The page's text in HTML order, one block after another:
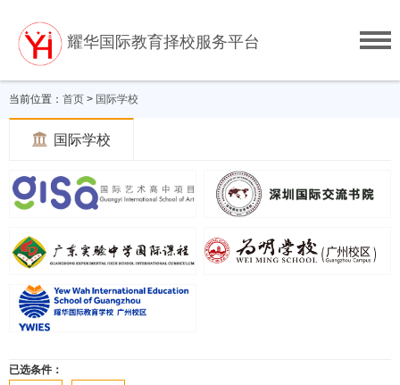
耀华国际教育择校服务平台
当前位置： 首页 > 国际学校
 国际学校
已选条件：